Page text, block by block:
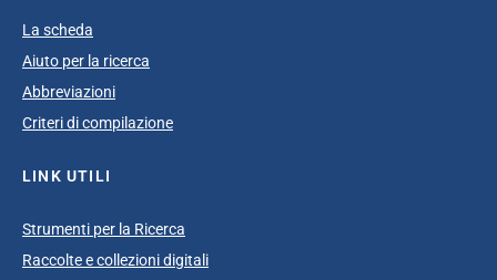
La scheda
Aiuto per la ricerca
Abbreviazioni
Criteri di compilazione
LINK UTILI
Strumenti per la Ricerca
Raccolte e collezioni digitali